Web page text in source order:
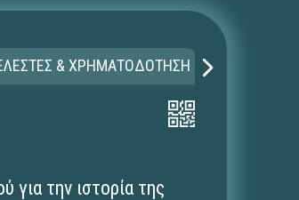
& ΧΡΗΜΑΤΟΔΟΤΗΣΗ
για την ιστορία της